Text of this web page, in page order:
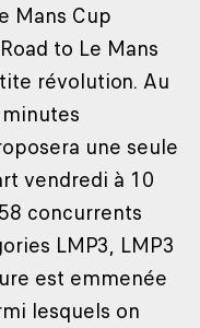
Mans Cup
to Le Mans
révolution. Au
une seule
vendredi à 10
concurrents
LMP3, LMP3
est emmenée
lesquels on